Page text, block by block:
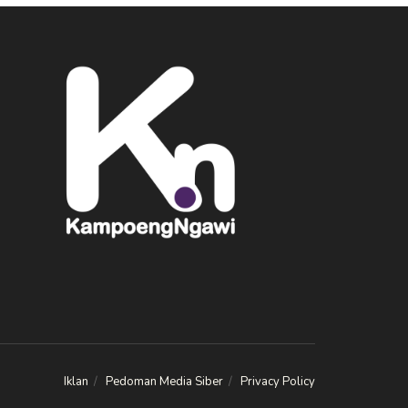
Iklan Pedoman Media Siber Privacy Policy